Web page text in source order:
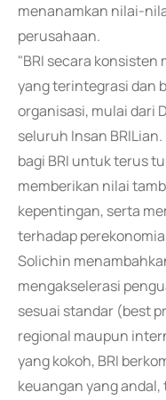
menanamkan nilai-
perusahaan.
"BRI secara konsisten
yang terintegrasi dan
organisasi, mulai dari
seluruh Insan
bagi BRI untuk terus
memberikan nilai
kepentingan, serta
terhadap
Solichin
mengakselerasi
sesuai standar (best
regional maupun
yang kokoh, BRI
keuangan yang